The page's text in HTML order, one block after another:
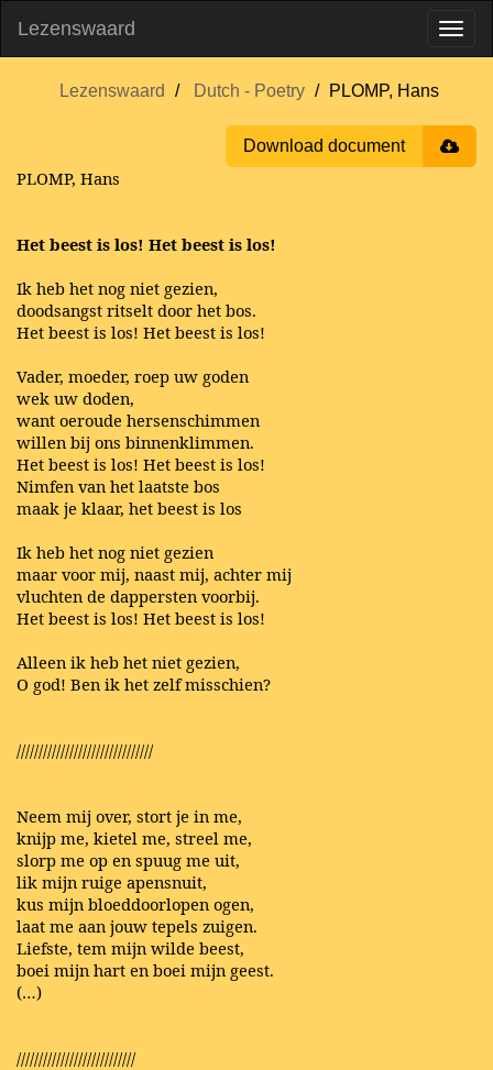
Lezenswaard
Lezenswaard Dutch - Poetry PLOMP, Hans
Download document
PLOMP, Hans
Het beest is los! Het beest is los!
Ik heb het nog niet gezien,
doodsangst ritselt door het bos.
Het beest is los! Het beest is los!
Vader, moeder, roep uw goden
wek uw doden,
want oeroude hersenschimmen
willen bij ons binnenklimmen.
Het beest is los! Het beest is los!
Nimfen van het laatste bos
maak je klaar, het beest is los
Ik heb het nog niet gezien
maar voor mij, naast mij, achter mij
vluchten de dappersten voorbij.
Het beest is los! Het beest is los!
Alleen ik heb het niet gezien,
O god! Ben ik het zelf misschien?
///////////////////////////////
Neem mij over, stort je in me,
knijp me, kietel me, streel me,
slorp me op en spuug me uit,
lik mijn ruige apensnuit,
kus mijn bloeddoorlopen ogen,
laat me aan jouw tepels zuigen.
Liefste, tem mijn wilde beest,
boei mijn hart en boei mijn geest.
(…)
///////////////////////////